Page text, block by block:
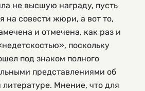
не высшую награду, пусть
на совести жюри, а вот то,
и отмечена, как раз и
поскольку
под знаком полного
представлениями об
литературе. Мнение, что для